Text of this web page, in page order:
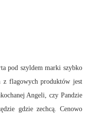
pod szyldem marki szybko
z flagowych produktów jest
Angeli, czy Pandzie
gdzie zechcą. Cenowo